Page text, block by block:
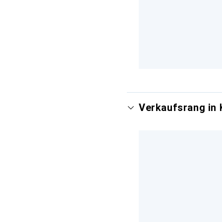
Verkaufsrang in